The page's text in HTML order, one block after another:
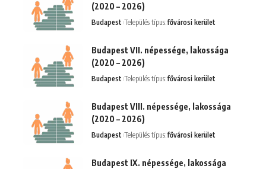
(2020 – 2026)
Budapest Település típus:fővárosi kerület
Budapest VII. népessége, lakossága
(2020 – 2026)
Budapest Település típus:fővárosi kerület
Budapest VIII. népessége, lakossága
(2020 – 2026)
Budapest Település típus:fővárosi kerület
Budapest IX. népessége, lakossága